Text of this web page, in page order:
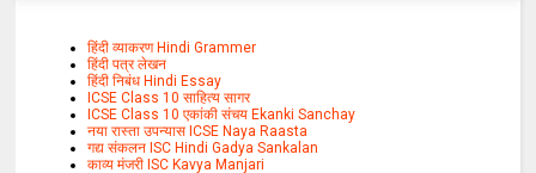
हिंदी व्याकरण Hindi Grammer
हिंदी पत्र लेखन
हिंदी निबंध Hindi Essay
ICSE Class 10 साहित्य सागर
ICSE Class 10 एकांकी संचय Ekanki Sanchay
नया रास्ता उपन्यास ICSE Naya Raasta
गद्य संकलन ISC Hindi Gadya Sankalan
काव्य मंजरी ISC Kavya Manjari